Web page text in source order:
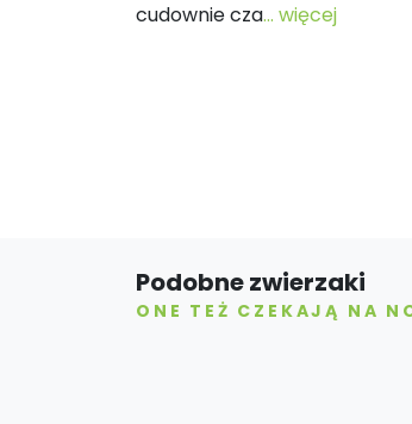
cudownie cza... więcej
Podobne zwierzaki
ONE TEŻ CZEKAJĄ NA